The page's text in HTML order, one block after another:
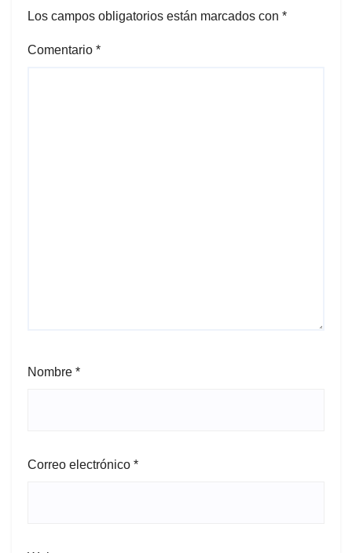
Los campos obligatorios están marcados con *
Comentario *
Nombre *
Correo electrónico *